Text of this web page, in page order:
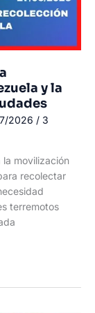
y la
2026 / 3
la movilización
recolectar
terremotos